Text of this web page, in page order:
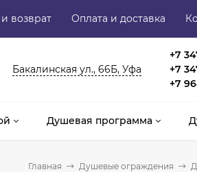
возврат Оплата и доставка
Бакалинская ул., 66Б, Уфа
+7
+7
+7
Душевая программа
Главная Душевые ограждения